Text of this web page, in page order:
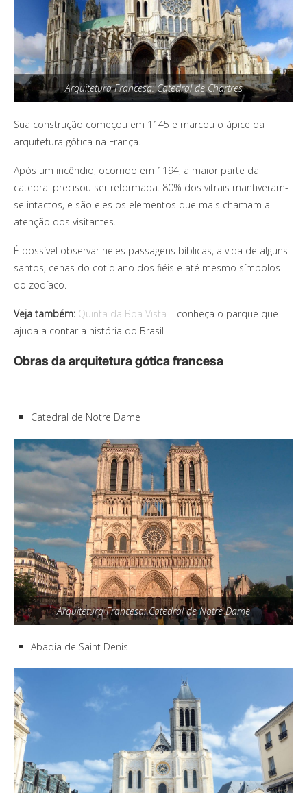
Arquitetura Francesa: Catedral de Chartres
Sua construção começou em 1145 e marcou o ápice da
arquitetura gótica na França.
Após um incêndio, ocorrido em 1194, a maior parte da
catedral precisou ser reformada. 80% dos vitrais mantiveram-
se intactos, e são eles os elementos que mais chamam a
atenção dos visitantes.
É possível observar neles passagens bíblicas, a vida de alguns
santos, cenas do cotidiano dos fiéis e até mesmo símbolos
do zodíaco.
Veja também: Quinta da Boa Vista – conheça o parque que
ajuda a contar a história do Brasil
Obras da arquitetura gótica francesa
Catedral de Notre Dame
Arquitetura Francesa: Catedral de Notre Dame
Abadia de Saint Denis